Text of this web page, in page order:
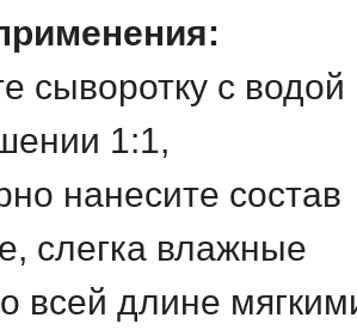
сыворотку с водой
1:1,
нанесите состав
слегка влажные
всей длине